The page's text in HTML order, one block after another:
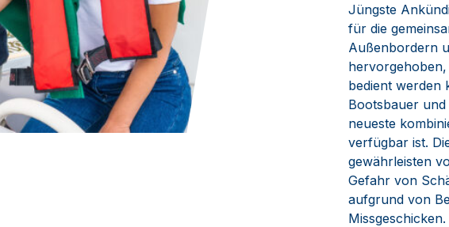
Jüngste
für die
Außenbordern
bedient werden
Bootsbauer und
neueste
verfügbar ist.
gewährleisten
Gefahr von
aufgrund von